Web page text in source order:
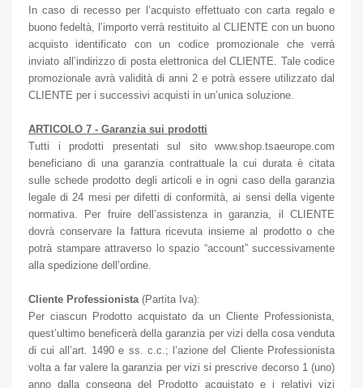
In caso di recesso per l’acquisto effettuato con carta regalo e
buono fedeltà, l’importo verrà restituito al CLIENTE con un buono
acquisto identificato con un codice promozionale che verrà
inviato all’indirizzo di posta elettronica del CLIENTE. Tale codice
promozionale avrà validità di anni 2 e potrà essere utilizzato dal
CLIENTE per i successivi acquisti in un’unica soluzione.
ARTICOLO 7 - Garanzia sui prodotti
Tutti i prodotti presentati sul sito www.shop.tsaeurope.com
beneficiano di una garanzia contrattuale la cui durata è citata
sulle schede prodotto degli articoli e in ogni caso della garanzia
legale di 24 mesi per difetti di conformità, ai sensi della vigente
normativa. Per fruire dell’assistenza in garanzia, il CLIENTE
dovrà conservare la fattura ricevuta insieme al prodotto o che
potrà stampare attraverso lo spazio “account” successivamente
alla spedizione dell’ordine.
Cliente Professionista(Partita Iva):
Per ciascun Prodotto acquistato da un Cliente Professionista,
quest’ultimo beneficerà della garanzia per vizi della cosa venduta
di cui all’art. 1490 e ss. c.c.; l’azione del Cliente Professionista
volta a far valere la garanzia per vizi si prescrive decorso 1 (uno)
anno dalla consegna del Prodotto acquistato e i relativi vizi